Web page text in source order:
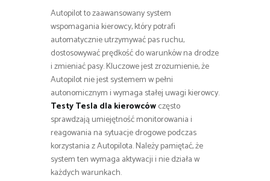
Autopilot to zaawansowany system
wspomagania kierowcy, który potrafi
automatycznie utrzymywać pas ruchu,
dostosowywać prędkość do warunków na drodze
i zmieniać pasy. Kluczowe jest zrozumienie, że
Autopilot nie jest systemem w pełni
autonomicznym i wymaga stałej uwagi kierowcy.
Testy Tesla dla kierowcówczęsto
sprawdzają umiejętność monitorowania i
reagowania na sytuacje drogowe podczas
korzystania z Autopilota. Należy pamiętać, że
system ten wymaga aktywacji i nie działa w
każdych warunkach.